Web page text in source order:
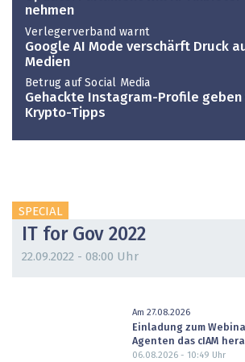
nehmen
Verlegerverband warnt
Google AI Mode verschärft Druck
Medien
Betrug auf Social Media
Gehackte Instagram-Profile
Krypto-Tipps
SPECIAL
IT for Gov 2022
22.09.2022 - 08:00 Uhr
Am 27.08.2026
Einladung zum
Agenten das cIAM
06.08.2026 - 10:49 Uhr